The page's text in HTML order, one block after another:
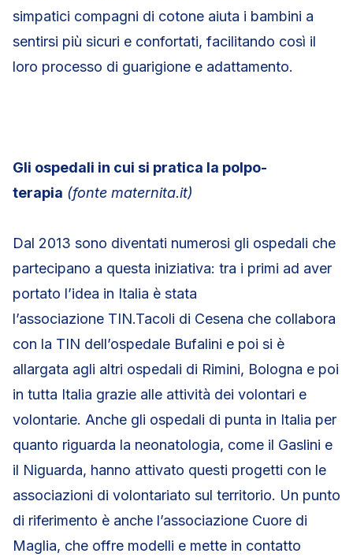
simpatici compagni di cotone aiuta i bambini a
sentirsi più sicuri e confortati, facilitando così il
loro processo di guarigione e adattamento.
Gli ospedali in cui si pratica la polpo-
terapia (fonte maternita.it)
Dal 2013 sono diventati numerosi gli ospedali che
partecipano a questa iniziativa: tra i primi ad aver
portato l’idea in Italia è stata
l’associazione TIN.Tacoli di Cesena che collabora
con la TIN dell’ospedale Bufalini e poi si è
allargata agli altri ospedali di Rimini, Bologna e poi
in tutta Italia grazie alle attività dei volontari e
volontarie. Anche gli ospedali di punta in Italia per
quanto riguarda la neonatologia, come il Gaslini e
il Niguarda, hanno attivato questi progetti con le
associazioni di volontariato sul territorio. Un punto
di riferimento è anche l’associazione Cuore di
Maglia, che offre modelli e mette in contatto